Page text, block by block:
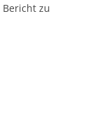
zu